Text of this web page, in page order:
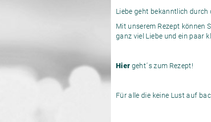
Liebe geht bekanntlich durch
Mit unserem Rezept können
ganz viel Liebe und ein paar
Hiergeht´s zum Rezept!
Für alle die keine Lust auf